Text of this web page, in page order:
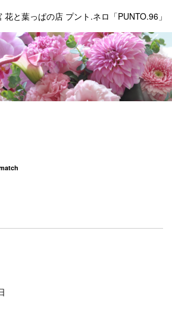
と葉っぱの店 プント.ネロ「PUNTO.96」